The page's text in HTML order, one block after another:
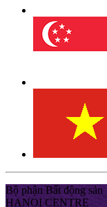
Bộ phận Bất động sản
HANOI CENTRE